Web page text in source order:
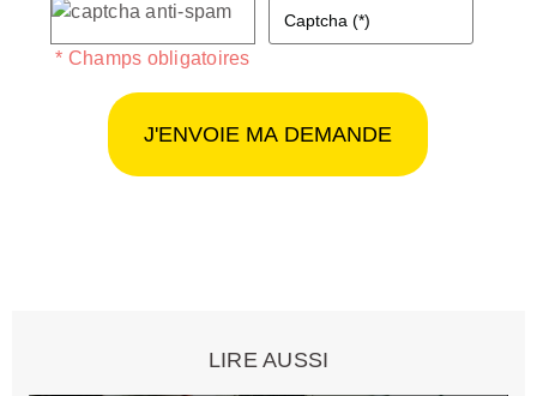
* Champs obligatoires
LIRE AUSSI